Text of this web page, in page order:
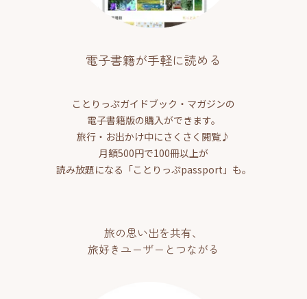
電子書籍が手軽に読める
ことりっぷガイドブック・マガジンの
電子書籍版の購入ができます。
旅行・お出かけ中にさくさく閲覧♪
月額500円で100冊以上が
読み放題になる「ことりっぷpassport」も。
旅の思い出を共有、
旅好きユーザーとつながる